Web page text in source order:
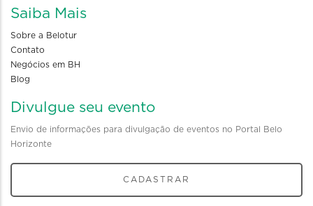
Saiba Mais
Sobre a Belotur
Contato
Negócios em BH
Blog
Divulgue seu evento
Envio de informações para divulgação de eventos no Portal Belo
Horizonte
CADASTRAR